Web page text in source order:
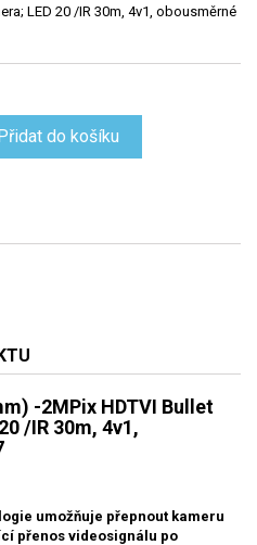
LED 20 /IR 30m, 4v1, obousměrné
Přidat do košíku
-2MPix HDTVI Bullet
/IR 30m, 4v1,
umožňuje přepnout kameru
přenos videosignálu po